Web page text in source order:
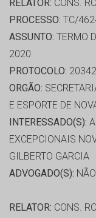
RELATOR: CONS.
PROCESSO: TC/
ASSUNTO: TERMO
2020
PROTOCOLO:
ORGÃO:
E ESPORTE DE
INTERESSADO(S):
EXCEPCIONAIS
GILBERTO GARCIA
ADVOGADO(S):
RELATOR: CONS.